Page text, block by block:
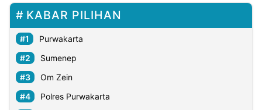
KABAR PILIHAN
Purwakarta
Sumenep
Om Zein
Polres Purwakarta